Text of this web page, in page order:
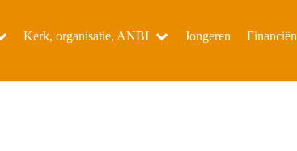
Kerk, organisatie, ANBI Jongeren Financiën